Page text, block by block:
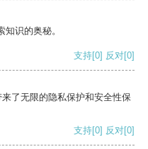
识的奥秘。
支持[0] 反对[0]
了无限的隐私保护和安全性保
支持[0] 反对[0]